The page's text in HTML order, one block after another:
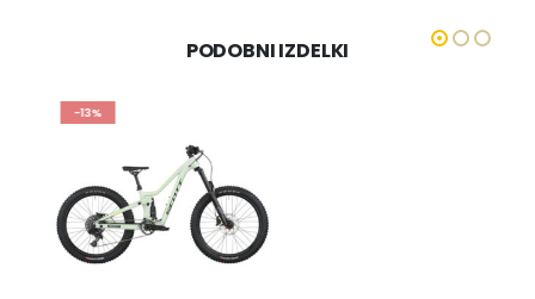
PODOBNI IZDELKI
-13%